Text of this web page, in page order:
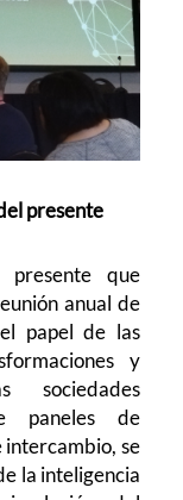
presente
presente que
anual de
papel de las
y
sociedades
paneles de
intercambio, se
la inteligencia